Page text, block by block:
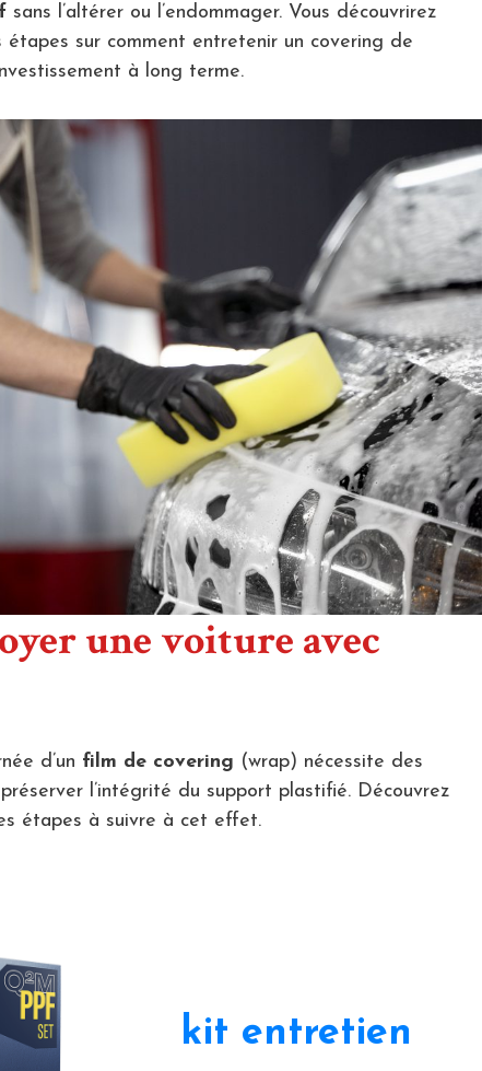
sans l’altérer ou l’endommager. Vous découvrirez
sur comment entretenir un covering de
à long terme.
une voiture avec
d’un film de covering (wrap) nécessite des
l’intégrité du support plastifié. Découvrez
étapes à suivre à cet effet.
kit entretien